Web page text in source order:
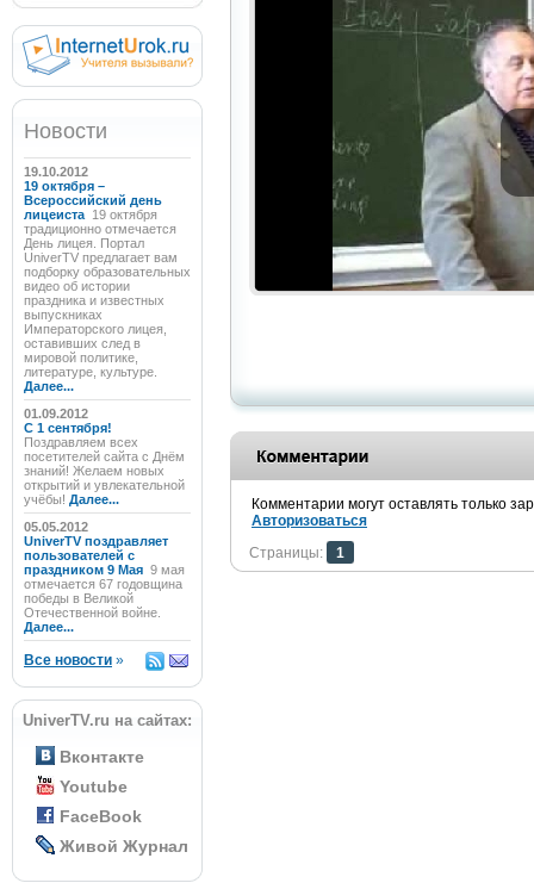
Новости
19.10.2012
19 октября –
Всероссийский день
лицеиста 19 октября
традиционно отмечается
День лицея. Портал
UniverTV предлагает вам
подборку образовательных
видео об истории
праздника и известных
выпускниках
Императорского лицея,
оставивших след в
мировой политике,
литературе, культуре.
Далее...
01.09.2012
C 1 сентября!
Поздравляем всех
посетителей сайта с Днём
знаний! Желаем новых
открытий и увлекательной
учёбы! Далее...
05.05.2012
UniverTV поздравляет
пользователей с
праздником 9 Мая 9 мая
отмечается 67 годовщина
победы в Великой
Отечественной войне.
Далее...
Все новости »
UniverTV.ru на сайтах:
Вконтакте
Youtube
FaceBook
Живой Журнал
Комментарии могут оставлять только
Авторизоваться
Страницы:
1